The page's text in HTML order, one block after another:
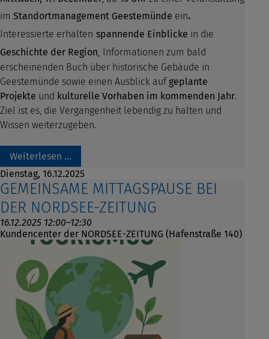
im Standortmanagement Geestemünde ein.
Interessierte erhalten spannende Einblicke in die
Geschichte der Region, Informationen zum bald
erscheinenden Buch über historische Gebäude in
Geestemünde sowie einen Ausblick auf geplante
Projekte und kulturelle Vorhaben im kommenden Jahr.
Ziel ist es, die Vergangenheit lebendig zu halten und
Wissen weiterzugeben.
Weiterlesen …
Dienstag, 16.12.2025
GEMEINSAME MITTAGSPAUSE BEI
DER NORDSEE-ZEITUNG
16.12.2025 12:00–12:30
Kundencenter der NORDSEE-ZEITUNG (Hafenstraße 140)